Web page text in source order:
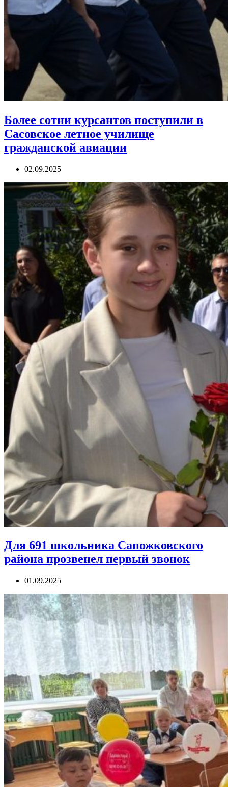
Более сотни курсантов поступили в
Сасовское летное училище
гражданской авиации
02.09.2025
Для 691 школьника Сапожковского
района прозвенел первый звонок
01.09.2025